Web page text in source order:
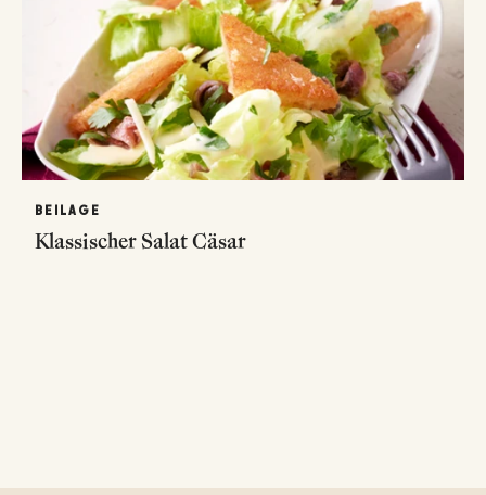
BEILAGE
Klassischer Salat Cäsar